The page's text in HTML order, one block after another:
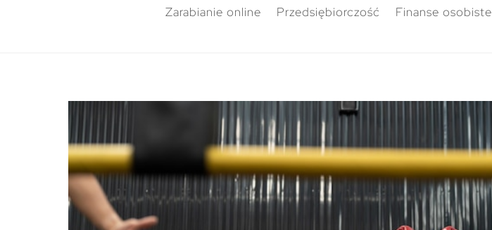
Zarabianie online Przedsiębiorczość Finanse osobiste